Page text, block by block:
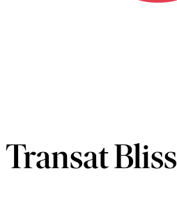
Transat Bliss